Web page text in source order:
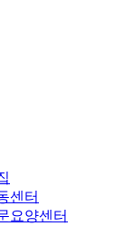
센터
요양센터